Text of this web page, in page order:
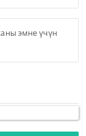
эмне үчүн